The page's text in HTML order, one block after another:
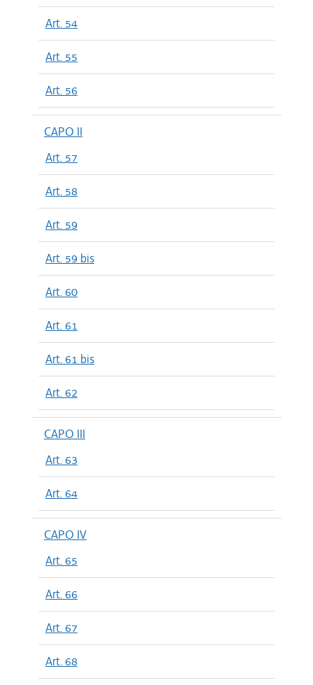
Art. 54
Art. 55
Art. 56
CAPO II
Art. 57
Art. 58
Art. 59
Art. 59 bis
Art. 60
Art. 61
Art. 61 bis
Art. 62
CAPO III
Art. 63
Art. 64
CAPO IV
Art. 65
Art. 66
Art. 67
Art. 68